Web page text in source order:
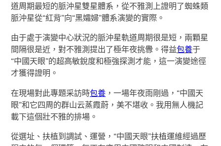
道周期最短的脈沖星雙星體系，從不雅測上證明了蜘蛛類
脈沖星從“紅背”向“黑孀婦”體系演變的實際。
由于處于演變中心狀況的脈沖星軌道周期很是短，兩顆星
間隔很是近，對不雅測提出了極年夜挑釁。得益包養于
“中國天眼”的超高敏銳度和極強探測才能，這一演變途徑
才獲得證明。
在現場對此專題采訪時包養 ，一場年夜雨剛過，“中國天
眼”和它四周的群山云蒸霞蔚，美不堪收。我用無人機記
載下這個壯不雅的排場。
從選址、扶植到調試、運營，“中國天眼”扶植運維經過歷